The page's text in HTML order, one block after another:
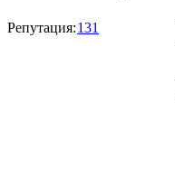
Репутация:131